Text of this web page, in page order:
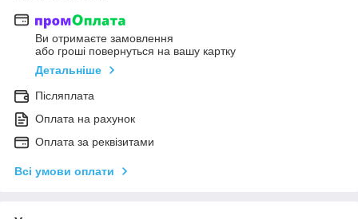
Ви отримаєте замовлення
або гроші повернуться на вашу картку
Детальніше
Післяплата
Оплата на рахунок
Оплата за реквізитами
Всі умови оплати